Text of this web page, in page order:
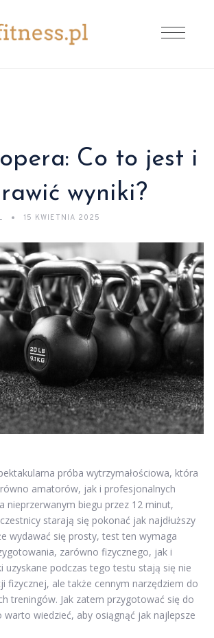
Co to jest i
wyniki?
15 KWIETNIA 2025
próba wytrzymałościowa, która
amatorów, jak i profesjonalnych
nieprzerwanym biegu przez 12 minut,
starają się pokonać jak najdłuższy
wydawać się prosty, test ten wymaga
zarówno fizycznego, jak i
uzyskane podczas tego testu stają się nie
fizycznej, ale także cennym narzędziem do
treningów. Jak zatem przygotować się do
wiedzieć, aby osiągnąć jak najlepsze